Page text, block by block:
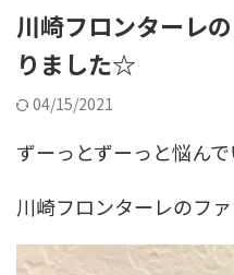
川崎フロンターレ
りました☆
04/15/2021
ずーっとずーっと悩ん
川崎フロンターレのフ